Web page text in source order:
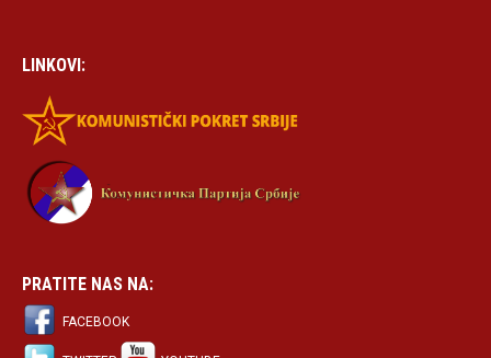
LINKOVI:
PRATITE NAS NA:
FACEBOOK